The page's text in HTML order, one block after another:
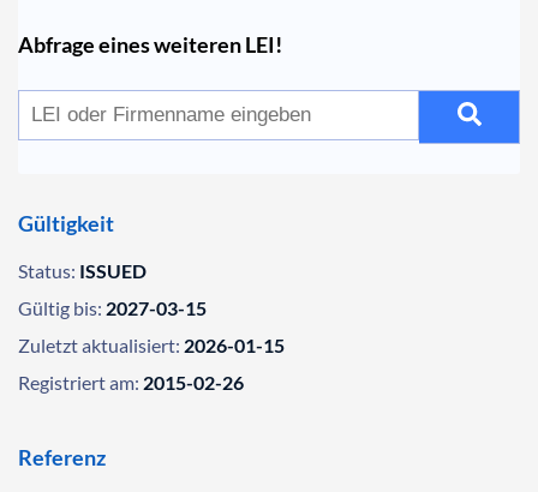
Abfrage eines weiteren LEI!
Gültigkeit
Status: ISSUED
Gültig bis: 2027-03-15
Zuletzt aktualisiert: 2026-01-15
Registriert am: 2015-02-26
Referenz